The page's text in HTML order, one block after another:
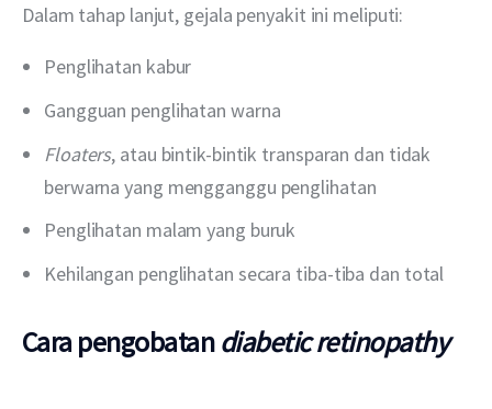
Dalam tahap lanjut, gejala penyakit ini meliputi:
Penglihatan kabur
Gangguan penglihatan warna
Floaters, atau bintik-bintik transparan dan tidak
berwarna yang mengganggu penglihatan
Penglihatan malam yang buruk
Kehilangan penglihatan secara tiba-tiba dan total
Cara pengobatandiabetic retinopathy